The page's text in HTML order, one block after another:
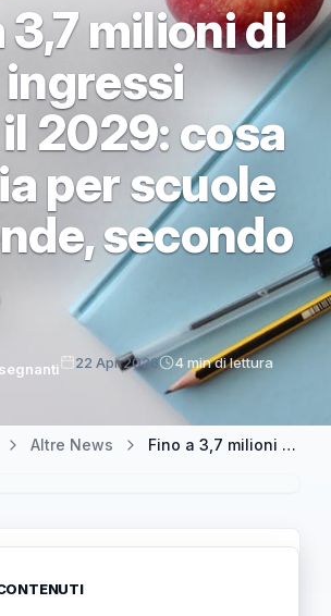
3,7 milioni di
2029: cosa
per scuole
secondo
22 Apr 2026 4 min di lettura
Altre News Fino a 3,7 milioni di nuovi ingressi entro il 2029: cosa cambia per scuole e aziende, secondo CNEL